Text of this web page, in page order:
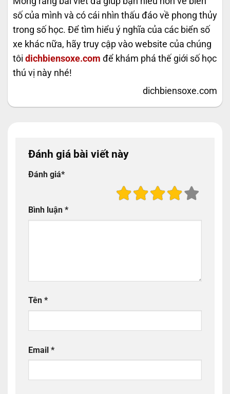
số của mình và có cái nhìn thấu đáo về phong thủy
trong số học. Để tìm hiểu ý nghĩa của các biển số
xe khác nữa, hãy truy cập vào website của chúng
tôi dichbiensoxe.com để khám phá thế giới số học
thú vị này nhé!
dichbiensoxe.com
Đánh giá bài viết này
Đánh giá*
Bình luận *
Tên *
Email *